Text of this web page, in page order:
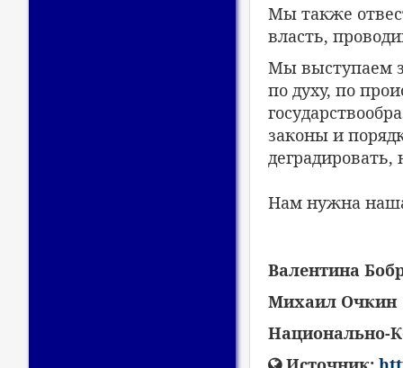
Мы также
власть,
Мы выступаем
по духу, по
законы и
Нам нужна
Валентина
Михаил Очкин
Национально-